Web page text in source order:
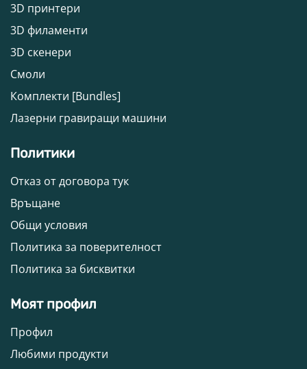
3D принтери
3D филаменти
3D скенери
Смоли
Комплекти [Bundles]
Лазерни гравиращи машини
Политики
Отказ от договора тук
Връщане
Общи условия
Политика за поверителност
Политика за бисквитки
Моят профил
Профил
Любими продукти